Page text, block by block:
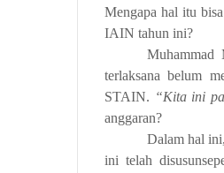
Mengapa hal itu
IAIN tahun ini?
Muhammad
terlaksana belum
STAIN. “Kita ini
anggaran?
Dalam hal
ini telah